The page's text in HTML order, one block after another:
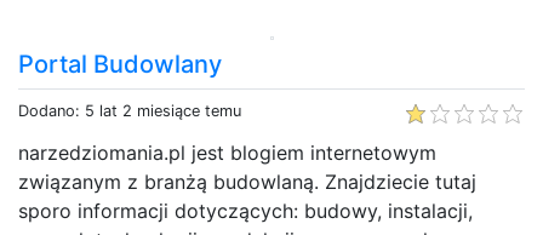
Portal Budowlany
Dodano: 5 lat 2 miesiące temu
narzedziomania.pl jest blogiem internetowym
związanym z branżą budowlaną. Znajdziecie tutaj
sporo informacji dotyczących: budowy, instalacji,